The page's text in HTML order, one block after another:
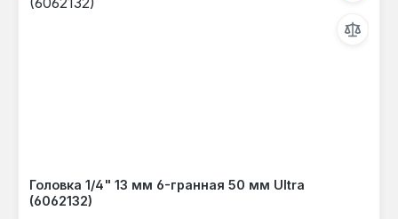
Головка 1/4" 13 мм 6-гранная 50 мм Ultra
(6062132)